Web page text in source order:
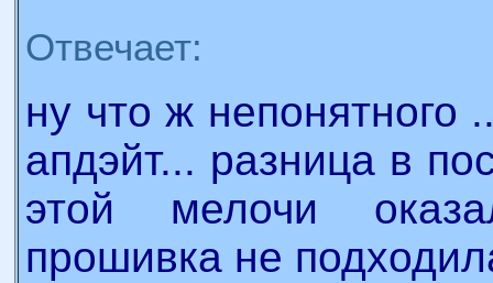
Отвечает:
ну что ж непонятного
апдэйт... разница в
этой мелочи
прошивка не